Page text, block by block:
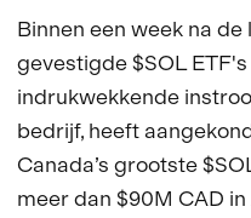
Binnen een week na
gevestigde $SOL
indrukwekkende
bedrijf, heeft
Canada’s grootste
meer dan $90M CAD in